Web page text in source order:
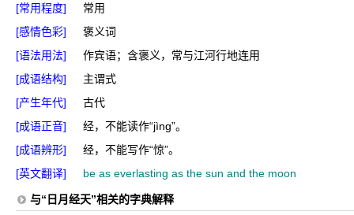
[常用程度]
常用
[感情色彩]
褒义词
[语法用法]
作宾语；含褒义，常与江河行地连用
[成语结构]
主谓式
[产生年代]
古代
[成语正音]
经，不能读作“jìnɡ”。
[成语辨形]
经，不能写作“惊”。
[英文翻译]
be as everlasting as the sun and the moon
与“日月经天”相关的字典解释